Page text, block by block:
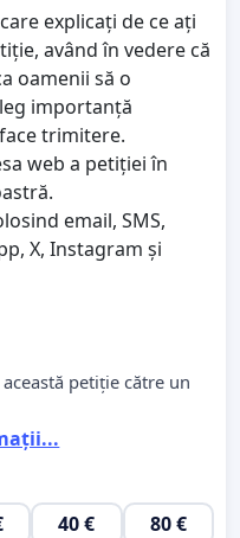
explicați de ce ați
având în vedere că
oamenii să o
importanță
trimitere.
web a petiției în
email, SMS,
X, Instagram și
petiție către un
40 € 80 €